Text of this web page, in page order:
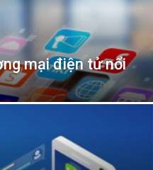
mại điện tử nổi